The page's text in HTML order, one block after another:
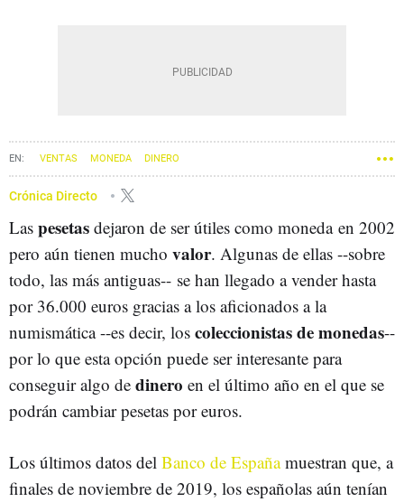
VENTAS MONEDA DINERO
Crónica Directo
Las pesetas dejaron de ser útiles como moneda en 2002
pero aún tienen mucho valor. Algunas de ellas --sobre
todo, las más antiguas-- se han llegado a vender hasta
por 36.000 euros gracias a los aficionados a la
numismática --es decir, los coleccionistas de monedas--
por lo que esta opción puede ser interesante para
conseguir algo de dinero en el último año en el que se
podrán cambiar pesetas por euros.
Los últimos datos del Banco de Españamuestran que, a
finales de noviembre de 2019, los españolas aún tenían